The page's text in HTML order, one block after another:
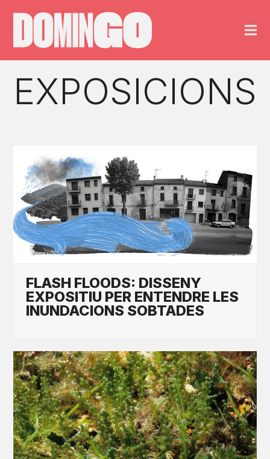
EXPOSICIONS
FLASH FLOODS: DISSENY
EXPOSITIU PER ENTENDRE LES
INUNDACIONS SOBTADES